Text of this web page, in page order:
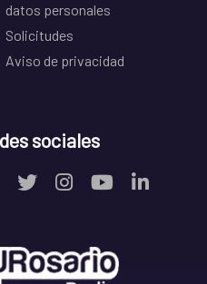
datos personales
Solicitudes
Aviso de privacidad
sociales